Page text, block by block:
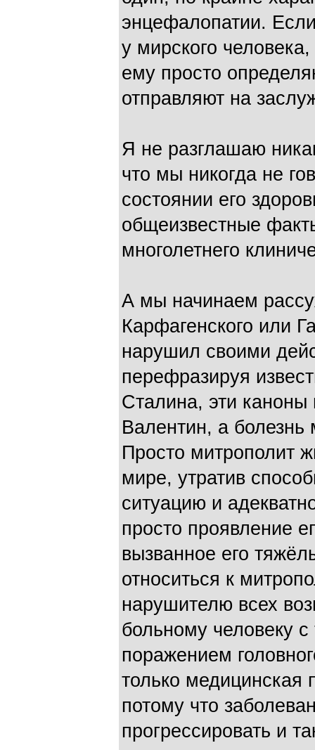
энцефалопатии.
у мирского
ему просто
отправляют на
Я не разглашаю
что мы никогда не
состоянии его
общеизвестные
многолетнего
А мы начинаем
Карфагенского или
нарушил своими
перефразируя
Сталина, эти
Валентин, а болезнь
Просто митрополит
мире, утратив
ситуацию и
просто проявление
вызванное его
относиться к
нарушителю всех
больному человеку
поражением
только
потому что
прогрессировать и